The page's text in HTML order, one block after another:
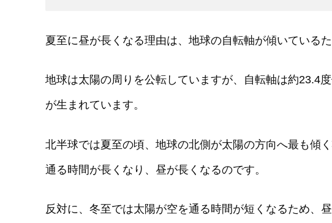
夏至に昼が長くなる理由は、地球の自転軸が傾いているた
地球は太陽の周りを公転していますが、自転軸は約23.4
が生まれています。
北半球では夏至の頃、地球の北側が太陽の方向へ最も傾
通る時間が長くなり、昼が長くなるのです。
反対に、冬至では太陽が空を通る時間が短くなるため、